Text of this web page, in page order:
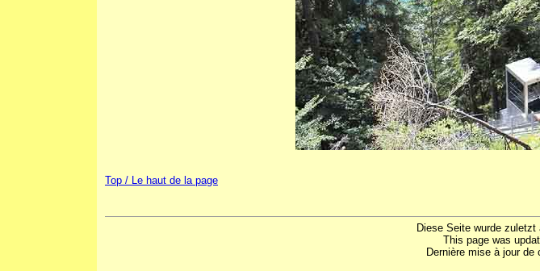
Top / Le haut de la page
Diese Seite wurde zuletzt
This page was
Dernière mise à jour